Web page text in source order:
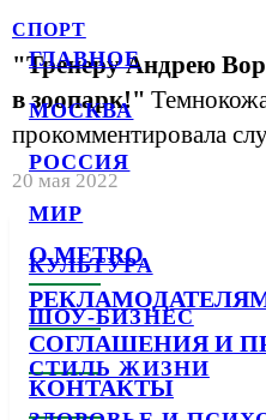
ГЛАВНОЕ
МОСКВА
РОССИЯ
МИР
КУЛЬТУРА
ШОУ-БИЗНЕС
СТИЛЬ ЖИЗНИ
СПОРТ
"Тренеру Андрею
в зоопарк!"
прокомментировала
20 мая 2022
О METRO
СОГЛАШЕНИЯ И
КОНТАКТЫ